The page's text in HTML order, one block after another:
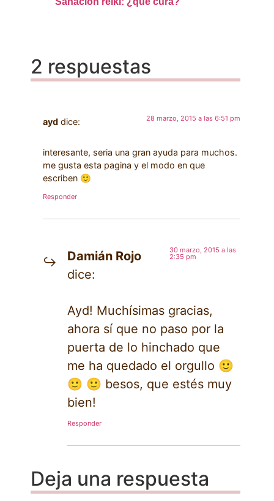
2 respuestas
ayd dice: 28 marzo, 2015 a las 6:51 pm
interesante, seria una gran ayuda para muchos.
me gusta esta pagina y el modo en que
escriben 🙂
Responder
Damián Rojo
dice:
30 marzo, 2015 a las
2:35 pm
Ayd! Muchísimas gracias,
ahora sí que no paso por la
puerta de lo hinchado que
me ha quedado el orgullo 🙂
🙂 🙂 besos, que estés muy
bien!
Responder
Deja una respuesta